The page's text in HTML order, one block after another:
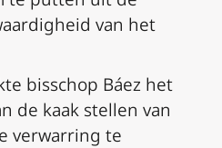
van het
bisschop Báez het
de kaak stellen van
verwarring te